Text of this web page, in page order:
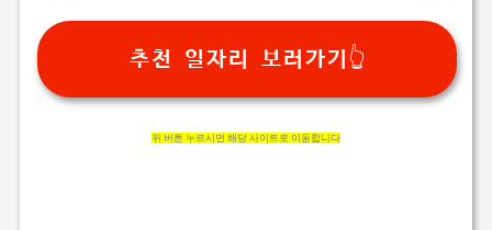
추천 일자리 보러가기👆
위 버튼 누르시면 해당 사이트로 이동합니다